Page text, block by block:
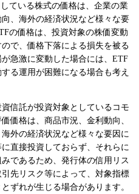
ている株式の価格は、企業の業
、海外の経済状況など様々な要
の価格は、投資対象の株価変動
で、価格下落による損失を被る
急激に変動した場合には、ETF
る運用が困難になる場合も考え
信託が投資対象としているコモ
価格は、商品市況、金利動向、
外の経済状況など様々な要因に
直接投資しておらず、それらに
であるため、発行体の信用リス
先リスク等によって、対象指標
ずれが生じる場合があります。